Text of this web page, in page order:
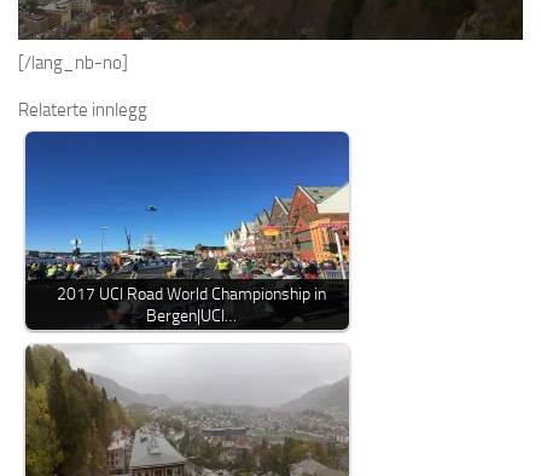
[/lang_nb-no]
Relaterte innlegg
2017 UCI Road World Championship in
Bergen|UCI…